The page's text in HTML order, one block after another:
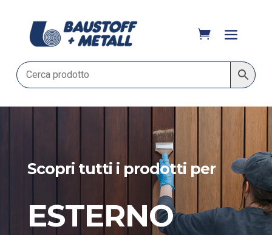
Scopri tutti i prodotti per
ESTERNO